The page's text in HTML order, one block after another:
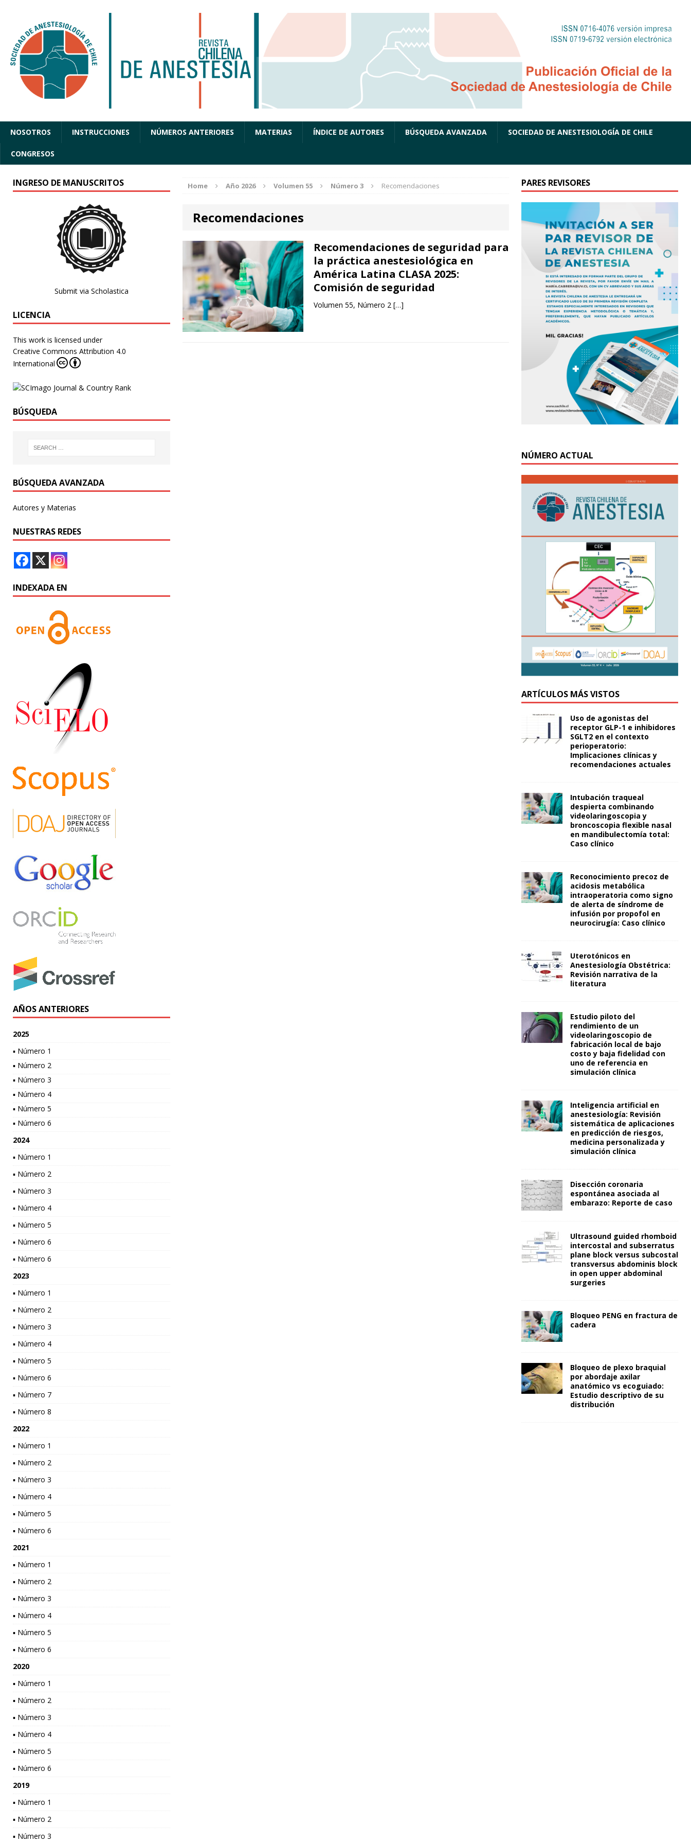
NOSOTROS INSTRUCCIONES NÚMEROS ANTERIORES MATERIAS ÍNDICE DE AUTORES BÚSQUEDA AVANZADA SOCIEDAD DE ANESTESIOLOGÍA DE CHILE
CONGRESOS
Home Año 2026 Volumen 55 Número 3 Recomendaciones
Recomendaciones
Recomendaciones de seguridad para
la práctica anestesiológica en
América Latina CLASA 2025:
Comisión de seguridad
Volumen 55, Número 2 […]
INGRESO DE MANUSCRITOS
Submit via Scholastica
LICENCIA
This work is licensed under
Creative Commons Attribution 4.0
International
BÚSQUEDA
BÚSQUEDA AVANZADA
Autores y Materias
NUESTRAS REDES
INDEXADA EN
AÑOS ANTERIORES
2025
▪ Número 1
▪ Número 2
▪ Número 3
▪ Número 4
▪ Número 5
▪ Número 6
2024
▪ Número 1
▪ Número 2
▪ Número 3
▪ Número 4
▪ Número 5
▪ Número 6
▪ Número 6
2023
▪ Número 1
▪ Número 2
▪ Número 3
▪ Número 4
▪ Número 5
▪ Número 6
▪ Número 7
▪ Número 8
2022
▪ Número 1
▪ Número 2
▪ Número 3
▪ Número 4
▪ Número 5
▪ Número 6
2021
▪ Número 1
▪ Número 2
▪ Número 3
▪ Número 4
▪ Número 5
▪ Número 6
2020
▪ Número 1
▪ Número 2
▪ Número 3
▪ Número 4
▪ Número 5
▪ Número 6
2019
▪ Número 1
▪ Número 2
▪ Número 3
PARES REVISORES
NÚMERO ACTUAL
ARTÍCULOS MÁS VISTOS
Uso de agonistas del
receptor GLP-1 e inhibidores
SGLT2 en el contexto
perioperatorio:
Implicaciones clínicas y
recomendaciones actuales
Intubación traqueal
despierta combinando
videolaringoscopia y
broncoscopia flexible nasal
en mandibulectomía total:
Caso clínico
Reconocimiento precoz de
acidosis metabólica
intraoperatoria como signo
de alerta de síndrome de
infusión por propofol en
neurocirugía: Caso clínico
Uterotónicos en
Anestesiología Obstétrica:
Revisión narrativa de la
literatura
Estudio piloto del
rendimiento de un
videolaringoscopio de
fabricación local de bajo
costo y baja fidelidad con
uno de referencia en
simulación clínica
Inteligencia artificial en
anestesiología: Revisión
sistemática de aplicaciones
en predicción de riesgos,
medicina personalizada y
simulación clínica
Disección coronaria
espontánea asociada al
embarazo: Reporte de caso
Ultrasound guided rhomboid
intercostal and subserratus
plane block versus subcostal
transversus abdominis block
in open upper abdominal
surgeries
Bloqueo PENG en fractura de
cadera
Bloqueo de plexo braquial
por abordaje axilar
anatómico vs ecoguiado:
Estudio descriptivo de su
distribución